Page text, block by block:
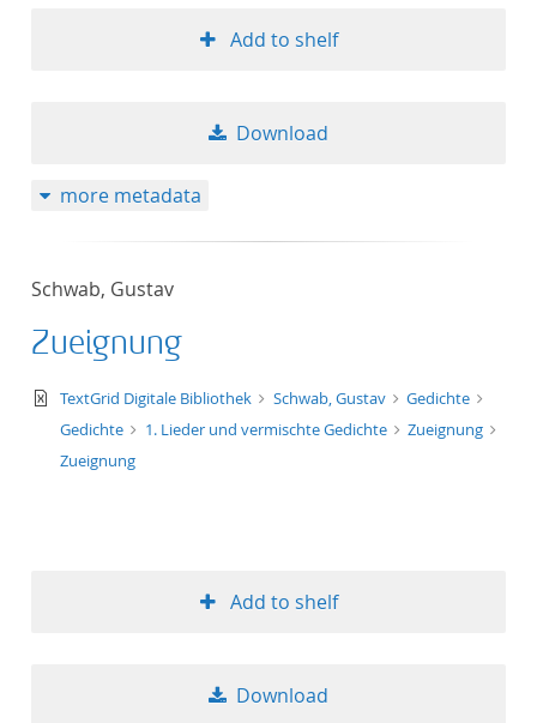
Add to shelf
Download
more metadata
Schwab, Gustav
Zueignung
text/xml
TextGrid Digitale Bibliothek Schwab, Gustav
Gedichte
Gedichte
1. Lieder und vermischte Gedichte
Zueignung
Zueignung
Add to shelf
Download